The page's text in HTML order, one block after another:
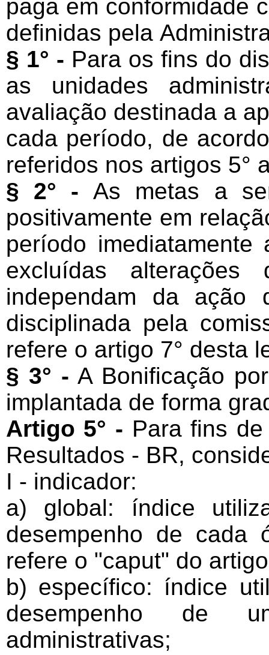
paga em conformidade
definidas pela
§ 1° - Para os fins do
as unidades
avaliação destinada a
cada período, de
referidos nos artigos 5°
§ 2° -As metas a
positivamente em
período
excluídas
independam da
disciplinada pela
refere o artigo 7° desta
§ 3° - A Bonificação
implantada de forma
Artigo 5° - Para fins
Resultados - BR,
I - indicador:
a) global: índice
desempenho de cada
refere o "caput" do
b) específico: índice
desempenho de
administrativas;